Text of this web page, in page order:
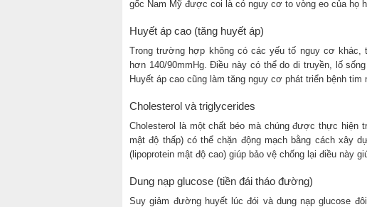
gốc Nam Mỹ được coi là có nguy cơ to vòng eo của họ
Huyết áp cao (tăng huyết áp)
Trong trường hợp không có các yếu tố nguy cơ
hơn 140/90mmHg. Điều này có thể do di truyền, lố
Huyết áp cao cũng làm tăng nguy cơ phát triển bệnh tim
Cholesterol và triglycerides
Cholesterol là một chất béo mà chúng được thực hiện
mật độ thấp) có thể chặn động mạch bằng cách xây
(lipoprotein mật độ cao) giúp bảo vệ chống lại điều này
Dung nạp glucose (tiền đái tháo đường)
Suy giảm đường huyết lúc đói và dung nạp glucose